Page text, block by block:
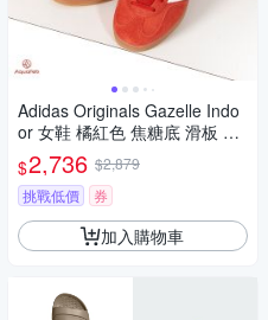
Adidas Originals Gazelle Indo
or 女鞋 橘紅色 焦糖底 滑板 復
古 休閒鞋 HQ8718
$2,736 $2,879
挑戰低價
券
加入購物車